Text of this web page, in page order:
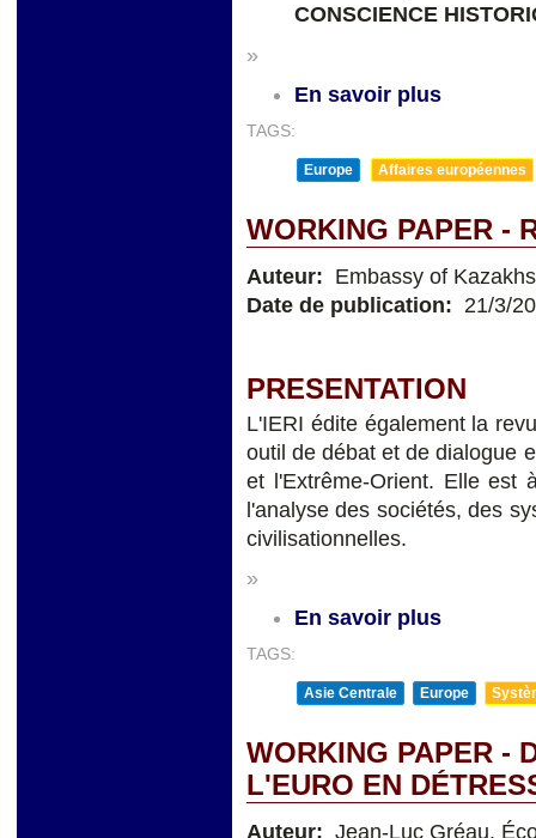
CONSCIENCE
»
En savoir plus
TAGS:
Europe Affaires européennes
WORKING PAPER -
Auteur: Еmbassy of
Date de publication: 21/3/
PRESENTATION
L'IERI édite également la
outil de débat et de dialogue
et l'Extrême-Orient. Elle est
l'analyse des sociétés, des
civilisationnelles.
»
En savoir plus
TAGS:
Asie Centrale Europe
WORKING PAPER -
L'EURO EN
Auteur: Jean-Luc Gréau.